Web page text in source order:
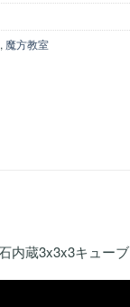
, 魔方教室
内蔵3x3x3キューブ